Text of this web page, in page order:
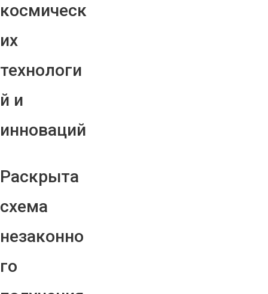
космическ
их
технологи
й и
инноваций
Раскрыта
схема
незаконно
го